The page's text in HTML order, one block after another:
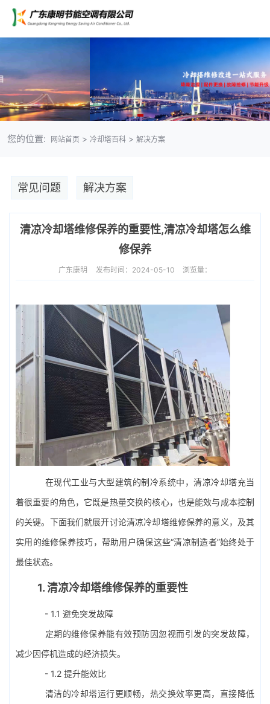
您的位置: 网站首页 > 冷却塔百科> 解决方案
常见问题 解决方案
清凉冷却塔维修保养的重要性,清凉冷却塔怎么维
修保养
广东康明 发布时间：2024-05-10 浏览量：
在现代工业与大型建筑的制冷系统中，清凉冷却塔充当
着很重要的角色，它既是热量交换的核心，也是能效与成本控制
的关键。下面我们就展开讨论清凉冷却塔维修保养的意义，及其
实用的维修保养技巧，帮助用户确保这些“清凉制造者”始终处于
最佳状态。
1. 清凉冷却塔维修保养的重要性
- 1.1 避免突发故障
定期的维修保养能有效预防因忽视而引发的突发故障，
减少因停机造成的经济损失。
- 1.2 提升能效比
清洁的冷却塔运行更顺畅，热交换效率更高，直接降低